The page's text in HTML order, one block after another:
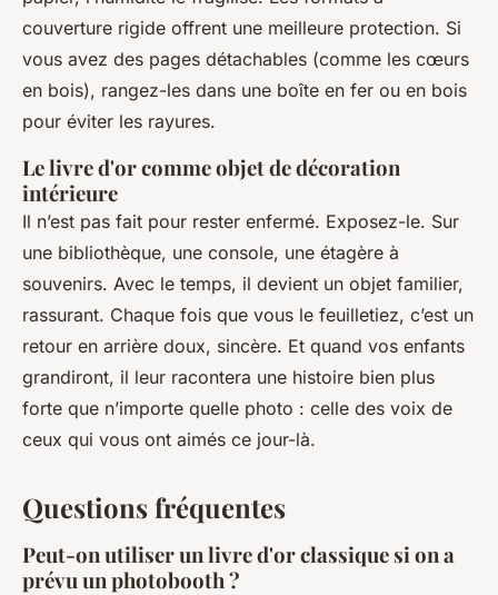
couverture rigide offrent une meilleure protection. Si
vous avez des pages détachables (comme les cœurs
en bois), rangez-les dans une boîte en fer ou en bois
pour éviter les rayures.
Le livre d'or comme objet de décoration
intérieure
Il n’est pas fait pour rester enfermé. Exposez-le. Sur
une bibliothèque, une console, une étagère à
souvenirs. Avec le temps, il devient un objet familier,
rassurant. Chaque fois que vous le feuilletiez, c’est un
retour en arrière doux, sincère. Et quand vos enfants
grandiront, il leur racontera une histoire bien plus
forte que n’importe quelle photo : celle des voix de
ceux qui vous ont aimés ce jour-là.
Questions fréquentes
Peut-on utiliser un livre d'or classique si on a
prévu un photobooth ?